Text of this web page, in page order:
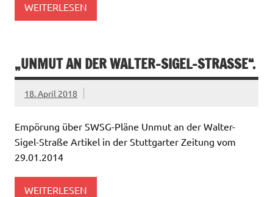
WEITERLESEN
„UNMUT AN DER WALTER-SIGEL-STRASSE“.
18. April 2018
Empörung über SWSG-Pläne Unmut an der Walter-
Sigel-Straße Artikel in der Stuttgarter Zeitung vom
29.01.2014
WEITERLESEN